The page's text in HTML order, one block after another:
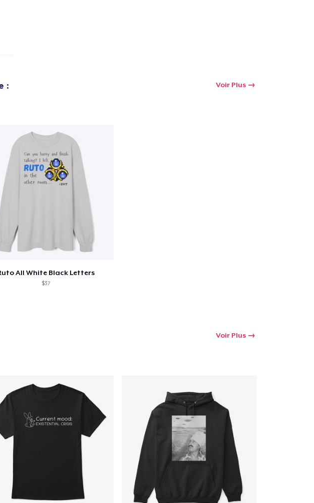
: Voir Plus
All White Black Letters
$37
Voir Plus
Continuer Mes Achats